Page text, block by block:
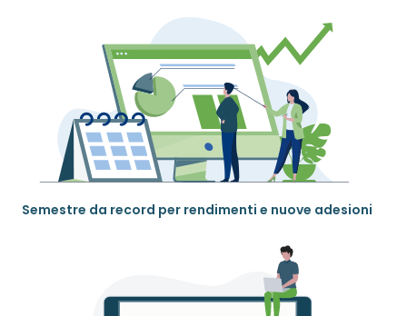
Semestre da record per rendimenti e nuove adesioni